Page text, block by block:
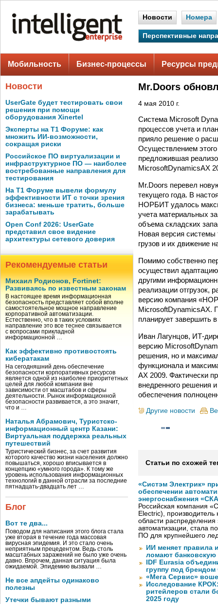
Новости Номера
Перспективные
Мобильность Бизнес-процессы Ресурсы
Новости
UserGate будет тестировать свои
решения при помощи
оборудования Xinertel
Эксперты на Т1 Форуме: как
множить ИИ-возможности,
сокращая риски
Российское ПО виртуализации и
инфраструктурное ПО — наиболее
востребованные направления для
тестирования
На Т1 Форуме вывели формулу
эффективности ИТ с точки зрения
бизнеса: меньше тратить, больше
зарабатывать
Open Conf 2026: UserGate
представил свое видение
архитектуры сетевого доверия
Рекомендуемые статьи
Михаил Родионов, Fortinet:
Развиваясь по известным законам
В настоящее время информационная
безопасность представляет собой вполне
самостоятельное мощное направление
корпоративной автоматизации.
Естественно, что в таких условиях
направление это все теснее связывается
с вопросами прикладной
информационной …
Как эффективно противостоять
кибератакам
На сегодняшний день обеспечение
безопасности корпоративных ресурсов
является одной из наиболее приоритетных
целей для любой компании вне
зависимости от масштабов и сферы
деятельности. Рынок информационной
безопасности развивается, а это значит,
что и …
Наталья Абрамович, Туристско-
информационный центр Казани:
Виртуальная поддержка реальных
путешествий
Туристический бизнес, за счет развития
которого качество жизни населения должно
повышаться, хорошо вписывается в
концепцию «умного города». К тому же
уровень использования информационных
технологий в данной отрасли за последние
пятнадцать-двадцать лет …
Блог
Вот те два...
Поводом для написания этого блога стала
уже вторая в течение года массовая
вирусная эпидемия. И это стало очень
неприятным прецедентом. Ведь столь
масштабных заражений не было уже очень
давно. Впрочем, данная ситуация была
ожидаемой. Эпидемию вызвали …
Не все апдейты одинаково
полезны
Утечки бывают разными
Mr.Doors
4 мая 2010 г.
Система Microsoft
процессов учета и
прияло решение о
Осуществлением
предложившая
MicrosoftDynamicsAX
Mr.Doors перевел
текущего года. В
НОРБИТ удалось
учета материальных
объема складских
Новая версия системы
грузов и их движение
Помимо собственно
осуществил
другими
реализации отгрузок,
версию компания
MicrosoftDynamicsAX.
планирует завершить
Иван Лагунцов, ИТ-
версию
решения, но и
функционала и
AX 2009. Фактически
внедренного решения
обеспечения
Другие новости
Статьи по схожей
«Систэм Электрик»
обеспечении
энергоснабжения
Российская компания
Electric),
области распределения
автоматизации, стала
ПО для крупнейшего
ИИ меняет правила
ломают
IDF Eurasia
группу под
«Мега Сервис»
Исследование
ритейлеров стали
2025 году